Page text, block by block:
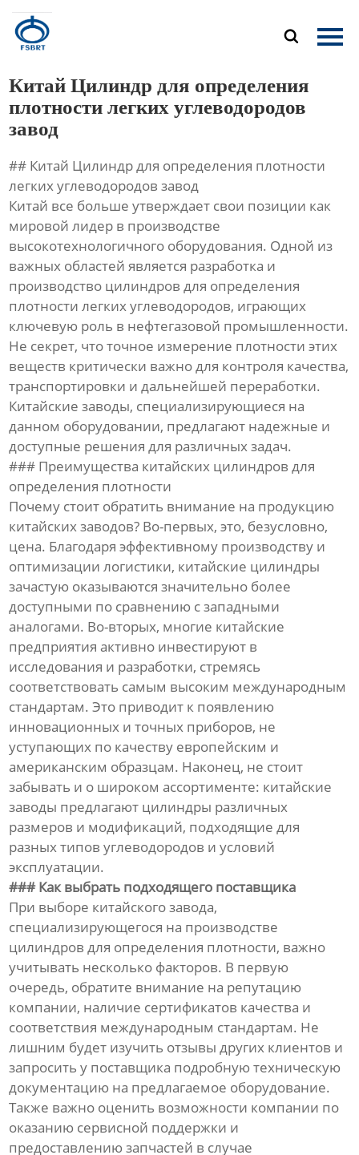

Главная
Новости
Контакты
Китай Цилиндр для определения
плотности легких углеводородов
завод
## Китай Цилиндр для определения плотности
легких углеводородов завод
Китай все больше утверждает свои позиции как
мировой лидер в производстве
высокотехнологичного оборудования. Одной из
важных областей является разработка и
производство цилиндров для определения
плотности легких углеводородов, играющих
ключевую роль в нефтегазовой промышленности.
Не секрет, что точное измерение плотности этих
веществ критически важно для контроля качества,
транспортировки и дальнейшей переработки.
Китайские заводы, специализирующиеся на
данном оборудовании, предлагают надежные и
доступные решения для различных задач.
### Преимущества китайских цилиндров для
определения плотности
Почему стоит обратить внимание на продукцию
китайских заводов? Во-первых, это, безусловно,
цена. Благодаря эффективному производству и
оптимизации логистики, китайские цилиндры
зачастую оказываются значительно более
доступными по сравнению с западными
аналогами. Во-вторых, многие китайские
предприятия активно инвестируют в
исследования и разработки, стремясь
соответствовать самым высоким международным
стандартам. Это приводит к появлению
инновационных и точных приборов, не
уступающих по качеству европейским и
американским образцам. Наконец, не стоит
забывать и о широком ассортименте: китайские
заводы предлагают цилиндры различных
размеров и модификаций, подходящие для
разных типов углеводородов и условий
эксплуатации.
### Как выбрать подходящего поставщика
При выборе китайского завода,
специализирующегося на производстве
цилиндров для определения плотности, важно
учитывать несколько факторов. В первую
очередь, обратите внимание на репутацию
компании, наличие сертификатов качества и
соответствия международным стандартам. Не
лишним будет изучить отзывы других клиентов и
запросить у поставщика подробную техническую
документацию на предлагаемое оборудование.
Также важно оценить возможности компании по
оказанию сервисной поддержки и
предоставлению запчастей в случае